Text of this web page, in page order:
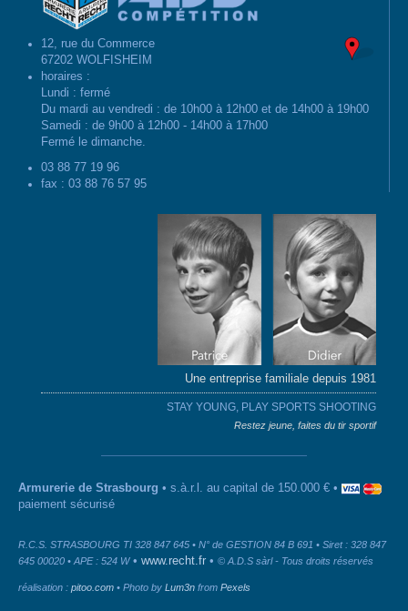
12, rue du Commerce
67202 WOLFISHEIM
horaires :
Lundi : fermé
Du mardi au vendredi : de 10h00 à 12h00 et de 14h00 à 19h00
Samedi : de 9h00 à 12h00 - 14h00 à 17h00
Fermé le dimanche.
03 88 77 19 96
fax : 03 88 76 57 95
Une entreprise familiale depuis 1981
STAY YOUNG, PLAY SPORTS SHOOTING
Restez jeune, faites du tir sportif
Armurerie de Strasbourg • s.à.r.l. au capital de 150.000 € •
paiement sécurisé
R.C.S. STRASBOURG TI 328 847 645 • N° de GESTION 84 B 691 • Siret : 328 847
645 00020 • APE : 524 W• www.recht.fr • © A.D.S sàrl - Tous droits réservés
réalisation : pitoo.com • Photo by Lum3n from Pexels